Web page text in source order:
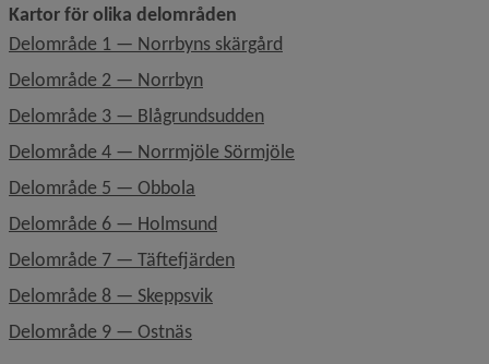
Kartor för olika delområden
Delområde 1 — Norrbyns skärgård
Delområde 2 — Norrbyn, 589.5 kB, öppnas i nytt fönster.
Delområde 3 — Blågrundsudden, 466 kB, öppnas i nytt
Delområde 4 — Norrmjöle Sörmjöle, 564.4 kB, öppnas i nytt
Delområde 5 — Obbola
Delområde 6 — Holmsund
Delområde 7 — Täftefjärden, 454.1 kB, öppnas i nytt fönster.
Delområde 8 — Skeppsvik, 507.4 kB, öppnas i nytt fönster.
Delområde 9 — Ostnäs, 476.5 kB, öppnas i nytt fönster.